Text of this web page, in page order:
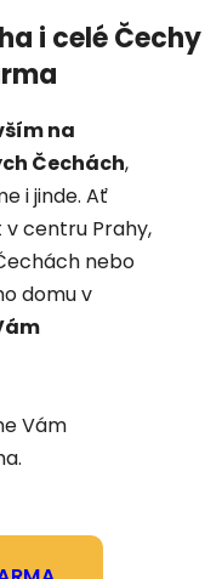
i celé Čechy
na
Čechách,
i jinde. Ať
centru Prahy,
nebo
domu v
Vám